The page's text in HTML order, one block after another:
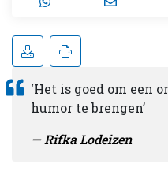
‘Het is goed om een
humor te brengen’
Rifka Lodeizen